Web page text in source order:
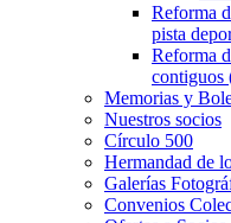
Reforma
pista
Reforma
contiguos
Memorias y
Nuestros socios
Círculo 500
Hermandad de
Galerías
Convenios